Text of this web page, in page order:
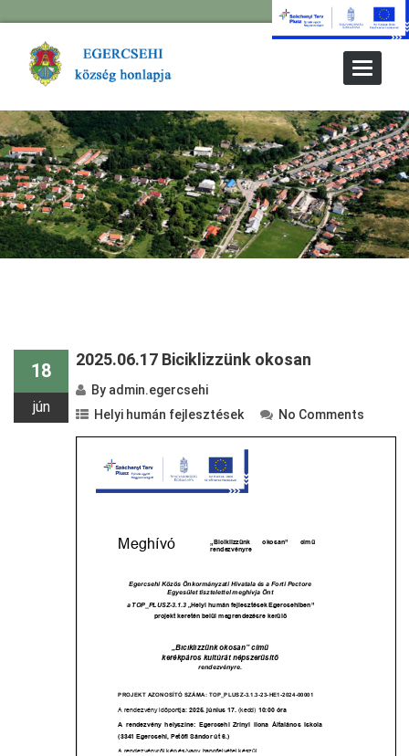
Toggle
18
jún
2025.06.17 Biciklizzünk okosan
By admin.egercsehi
Helyi humán fejlesztések
No Comments